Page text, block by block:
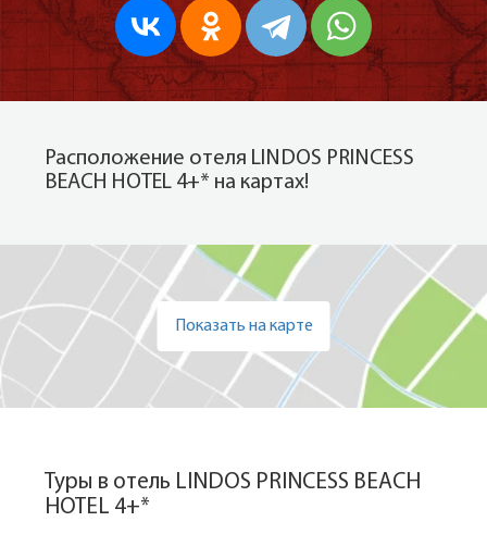
Расположение отеля LINDOS PRINCESS
BEACH HOTEL 4+* на картах!
Показать на карте
Туры в отель LINDOS PRINCESS BEACH
HOTEL 4+*